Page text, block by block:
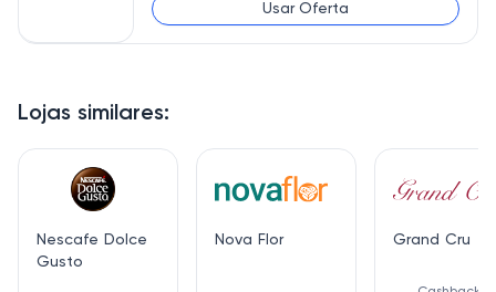
Lojas similares:
Nescafe Dolce
Gusto
Nova Flor Grand Cru
Usar Oferta